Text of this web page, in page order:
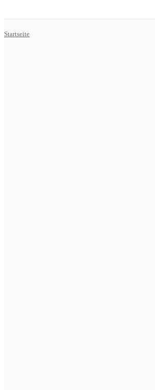
Startseite